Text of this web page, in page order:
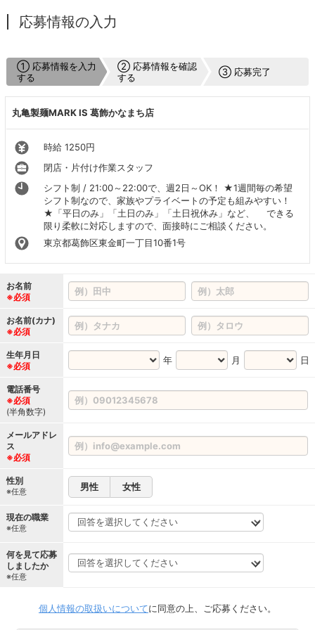
応募情報の入力
① 応募情報を入力
する
② 応募情報を確認
する
③ 応募完了
丸亀製麺MARK IS 葛飾かなまち店
時給 1250円
閉店・片付け作業スタッフ
シフト制 / 21:00～22:00で、週2日～OK！ ★1週間毎の希望
シフト制なので、家族やプライベートの予定も組みやすい！
★「平日のみ」「土日のみ」「土日祝休み」など、 できる
限り柔軟に対応しますので、面接時にご相談ください。
東京都葛飾区東金町一丁目10番1号
お名前
※必須
お名前(カナ)
※必須
生年月日
※必須
年 月 日
電話番号
※必須
(半角数字)
メールアドレ
ス
※必須
性別
※任意 男性 女性
現在の職業
※任意
何を見て応募
しましたか
※任意
個人情報の取扱いについてに同意の上、ご応募ください。